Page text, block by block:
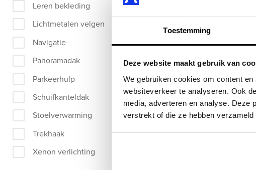
Toestemming
Deze website maakt gebruik van
We gebruiken cookies om content
websiteverkeer te analyseren. Ook
media, adverteren en analyse. Deze
verstrekt of die ze hebben
Leren bekleding
Lichtmetalen velgen
Navigatie
Panoramadak
Parkeerhulp
Schuifkanteldak
Stoelverwarming
Trekhaak
Xenon verlichting
Audi A3
Sportback 40 TFSIe